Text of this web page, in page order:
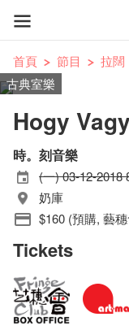
首頁 節目 拉闊
古典室樂
Hogy
時。刻音樂
(一) 03-12-2018
奶庫
$160 (預購, 藝
Tickets